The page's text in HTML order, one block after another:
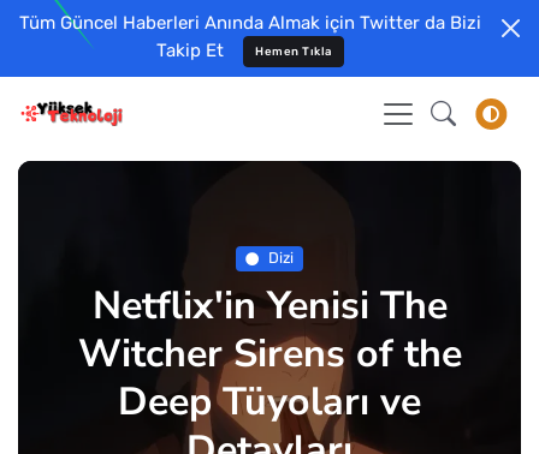
Tüm Güncel Haberleri Anında Almak için Twitter da Bizi
Takip Et
Hemen Tıkla
Dizi
Netflix'in Yenisi The
Witcher Sirens of the
Deep Tüyoları ve